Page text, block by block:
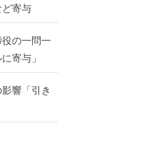
寄与
の一問一
寄与」
響「引き